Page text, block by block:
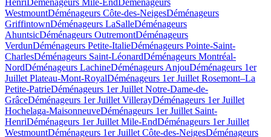
HenriDéménageurs Mile-EndDéménageurs
WestmountDéménageurs Côte-des-NeigesDéménageurs
GriffintownDéménageurs LaSalleDéménageurs
AhuntsicDéménageurs OutremontDéménageurs
VerdunDéménageurs Petite-ItalieDéménageurs Pointe-Saint-
CharlesDéménageurs Saint-LéonardDéménageurs Montréal-
NordDéménageurs LachineDéménageurs AnjouDéménageurs 1er
Juillet Plateau-Mont-RoyalDéménageurs 1er Juillet Rosemont–La
Petite-PatrieDéménageurs 1er Juillet Notre-Dame-de-
GrâceDéménageurs 1er Juillet VillerayDéménageurs 1er Juillet
Hochelaga-MaisonneuveDéménageurs 1er Juillet Saint-
HenriDéménageurs 1er Juillet Mile-EndDéménageurs 1er Juillet
WestmountDéménageurs 1er Juillet Côte-des-NeigesDéménageurs